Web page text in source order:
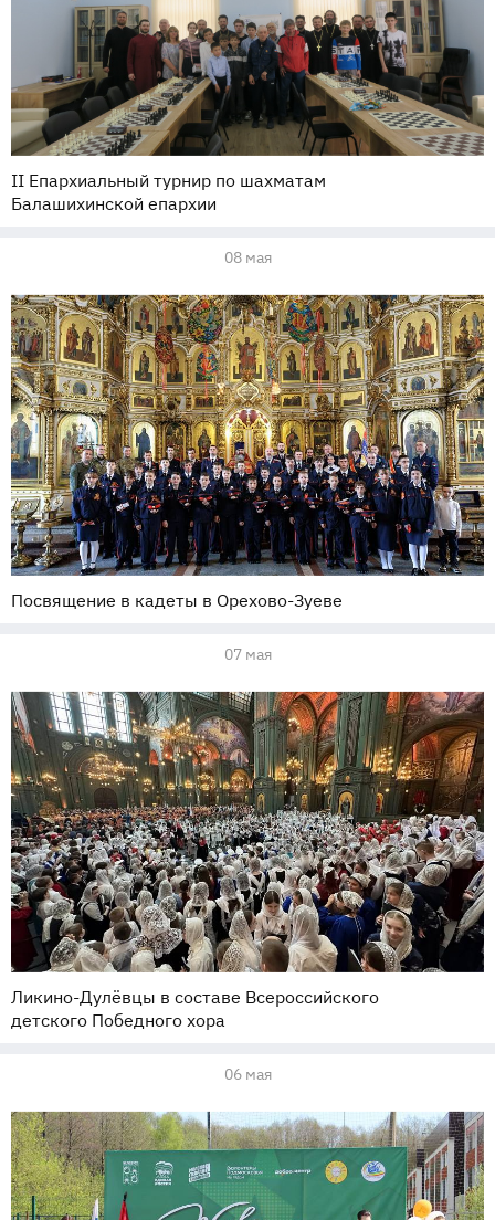
II Епархиальный турнир по шахматам
Балашихинской епархии
08 мая
Посвящение в кадеты в Орехово-Зуеве
07 мая
Ликино-Дулёвцы в составе Всероссийского
детского Победного хора
06 мая